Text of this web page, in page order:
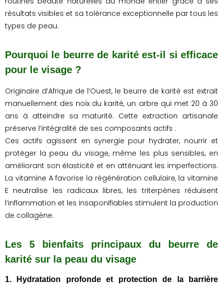
résultats visibles et sa tolérance exceptionnelle par tous les
types de peau.
Pourquoi le beurre de karité est-il si efficace
pour le visage ?
Originaire d’Afrique de l’Ouest, le beurre de karité est extrait
manuellement des noix du karité, un arbre qui met 20 à 30
ans à atteindre sa maturité. Cette extraction artisanale
préserve l’intégralité de ses composants actifs :
Ces actifs agissent en synergie pour hydrater, nourrir et
protéger la peau du visage, même les plus sensibles, en
améliorant son élasticité et en atténuant les imperfections.
La vitamine A favorise la régénération cellulaire, la vitamine
E neutralise les radicaux libres, les triterpènes réduisent
l’inflammation et les insaponifiables stimulent la production
de collagène.
Les 5 bienfaits principaux du beurre de
karité sur la peau du visage
1. Hydratation profonde et protection de la barrière